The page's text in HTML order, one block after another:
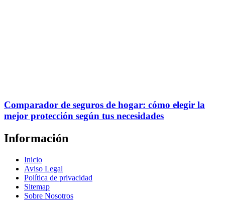
Comparador de seguros de hogar: cómo elegir la
mejor protección según tus necesidades
Información
Inicio
Aviso Legal
Política de privacidad
Sitemap
Sobre Nosotros